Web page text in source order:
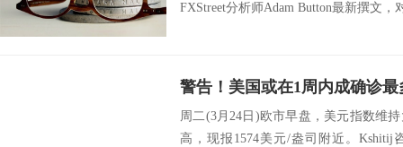
FXStreet分析师Adam Button最新撰文，
周二(3月24日)欧市早盘，美元指数维
高，现报1574美元/盎司附近。Kshitij